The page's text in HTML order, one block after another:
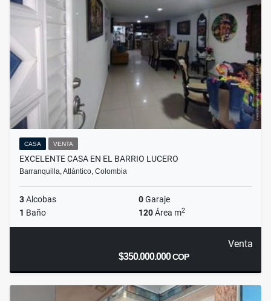
CASA VENTA
EXCELENTE CASA EN EL BARRIO LUCERO
Barranquilla, Atlántico, Colombia
3Alcobas 0Garaje
1 Baño 120Área m2
Venta
$350.000.000COP